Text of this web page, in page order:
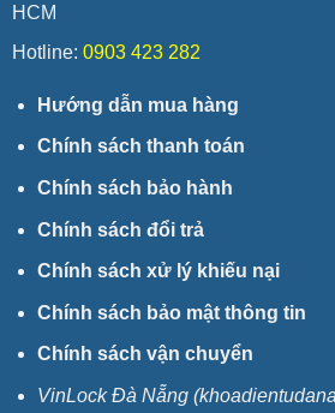
HCM
Hotline: 0903 423 282
Hướng dẫn mua hàng
Chính sách thanh toán
Chính sách bảo hành
Chính sách đổi trả
Chính sách xử lý khiếu nại
Chính sách bảo mật thông tin
Chính sách vận chuyển
VinLock Đà Nẵng